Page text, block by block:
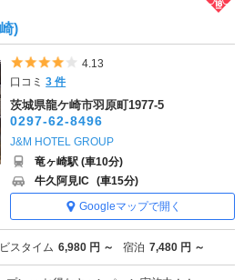
)
5つ星のうち4
4.13
口コミ3 件
茨城県龍ケ崎市羽原町1977-5
0297-62-8496
J&M HOTEL GROUP
竜ヶ崎駅 (車10分)
牛久阿見IC (車15分)
Googleマップで開く
スタイム 6,980 円 ～ 宿泊 7,480 円 ～